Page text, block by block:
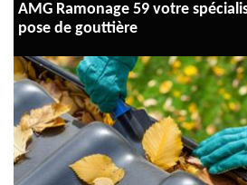
AMG Ramonage 59 votre
pose de gouttière